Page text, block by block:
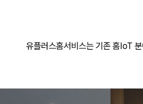
유플러스홈서비스는 기존 홈IoT